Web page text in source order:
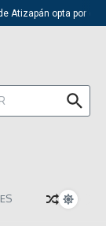
Atizapán opta por el